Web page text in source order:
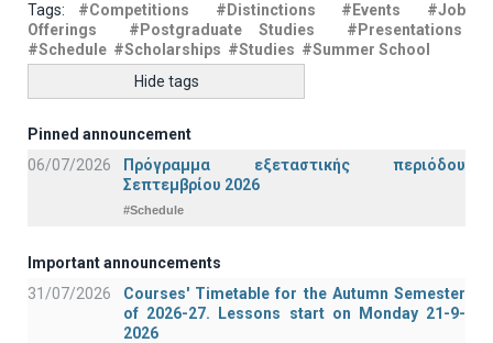
Tags: #Competitions #Distinctions #Events
#Job
Offerings
#Postgraduate Studies
#Presentations
#Schedule #Scholarships #Studies #Summer School
Hide tags
Pinned announcement
06/07/2026
Πρόγραμμα εξεταστικής περιόδου
Σεπτεμβρίου 2026
#Schedule
Important announcements
31/07/2026
Courses' Timetable for the Autumn Semester
of 2026-27. Lessons start on Monday 21-9-
2026